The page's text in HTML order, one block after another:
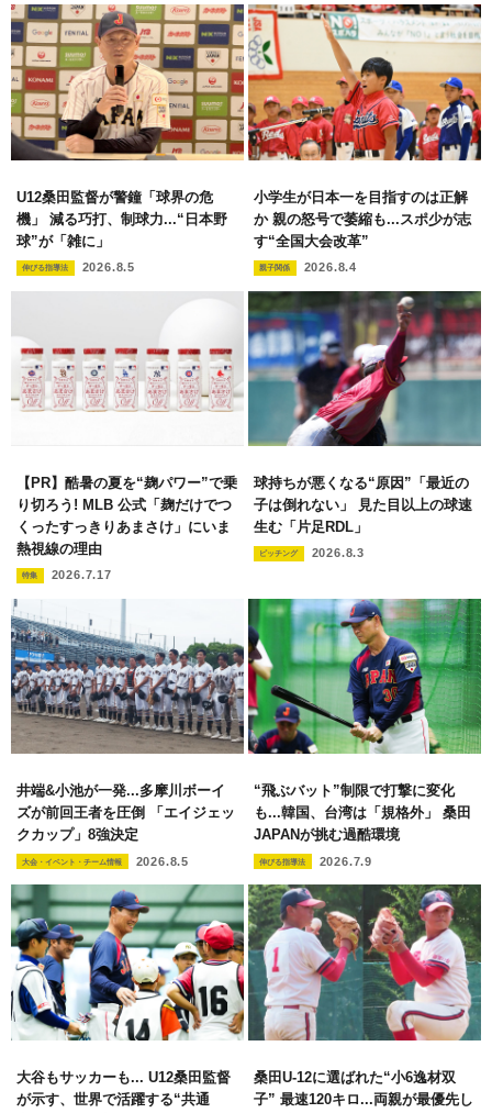
U12桑田監督が警鐘「球界の危
機」 減る巧打、制球力...“日本野
球”が「雑に」
伸びる指導法 2026.8.5
小学生が日本一を目指すのは正解
か 親の怒号で萎縮も...スポ少が志
す“全国大会改革”
親子関係 2026.8.4
【PR】酷暑の夏を“麹パワー”で乗
り切ろう! MLB 公式「麹だけでつ
くったすっきりあまさけ」にいま
熱視線の理由
特集 2026.7.17
球持ちが悪くなる“原因”「最近の
子は倒れない」 見た目以上の球速
生む「片足RDL」
ピッチング 2026.8.3
井端&小池が一発...多摩川ボーイ
ズが前回王者を圧倒 「エイジェッ
クカップ」8強決定
大会・イベント・チーム情報 2026.8.5
“飛ぶバット”制限で打撃に変化
も...韓国、台湾は「規格外」 桑田
JAPANが挑む過酷環境
伸びる指導法 2026.7.9
大谷もサッカーも... U12桑田監督
が示す、世界で活躍する“共通
桑田U-12に選ばれた“小6逸材双
子” 最速120キロ...両親が最優先し